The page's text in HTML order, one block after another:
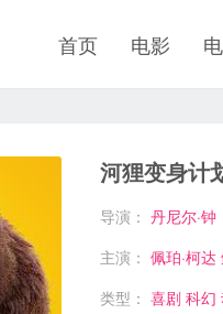
首页 电影
河狸变身计
导演： 丹尼尔·钟
主演： 佩珀·柯达
类型： 喜剧 科幻